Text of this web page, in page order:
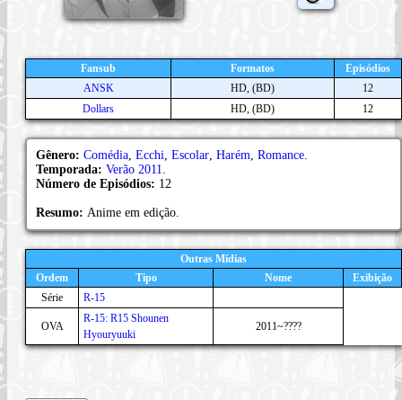
Fansub Formatos
Episódios
ANSK
HD, (BD)
12
Dollars
HD, (BD) 12
Gênero: Comédia Ecchi Escolar Harém Romance
Temporada: Verão 2011
Número de Episódios: 12
Resumo: Anime em edição.
Outras Mídias
Ordem
Tipo Nome
Exibição
Série
R-15
OVA
R-15: R15 Shounen
Hyouryuuki
2011~????